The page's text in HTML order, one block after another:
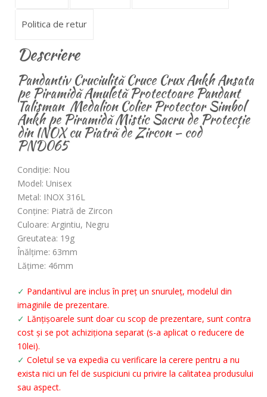
Politica de retur
Descriere
Pandantiv Cruciuliță Cruce Crux Ankh Ansata
pe Piramidă Amuletă Protectoare Pandant
Talisman Medalion Colier Protector Simbol
Ankh pe Piramidă Mistic Sacru de Protecție
din INOX cu Piatră de Zircon – cod
PND065
Condiție: Nou
Model: Unisex
Metal: INOX 316L
Conține: Piatră de Zircon
Culoare: Argintiu, Negru
Greutatea: 19g
Înălțime: 63mm
Lățime: 46mm
✓ Pandantivul are inclus în preț un snuruleț, modelul din
imaginile de prezentare.
✓ Lănțișoarele sunt doar cu scop de prezentare, sunt contra
cost și se pot achiziționa separat (s-a aplicat o reducere de
10lei).
✓ Coletul se va expedia cu verificare la cerere pentru a nu
exista nici un fel de suspiciuni cu privire la calitatea produsului
sau aspect.